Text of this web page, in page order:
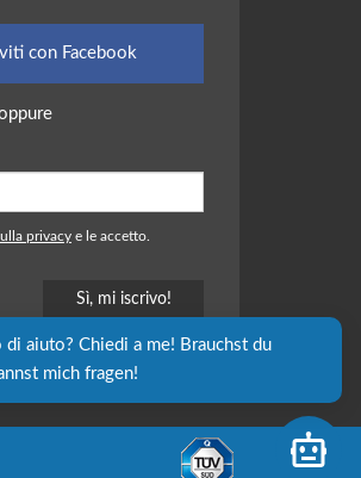
con Facebook
privacy e le accetto.
Open
di aiuto? Chiedi a me! Brauchst du
mich fragen!